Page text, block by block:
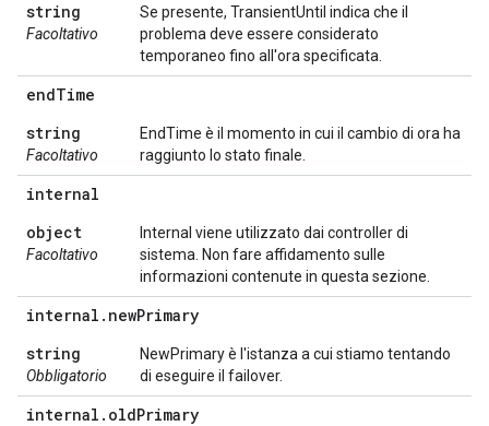
string
Facoltativo
Se presente, TransientUntil indica che il
problema deve essere considerato
temporaneo fino all'ora specificata.
endTime
string
Facoltativo
EndTime è il momento in cui il cambio di ora ha
raggiunto lo stato finale.
internal
object
Facoltativo
Internal viene utilizzato dai controller di
sistema. Non fare affidamento sulle
informazioni contenute in questa sezione.
internal . newPrimary
string
Obbligatorio
NewPrimary è l'istanza a cui stiamo tentando
di eseguire il failover.
internal . oldPrimary